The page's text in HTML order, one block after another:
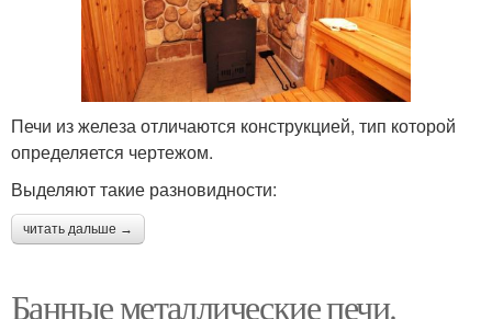
Печи из железа отличаются конструкцией, тип которой
определяется чертежом.
Выделяют такие разновидности:
читать дальше →
Банные металлические печи.